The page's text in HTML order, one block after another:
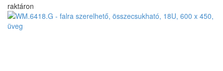
raktáron